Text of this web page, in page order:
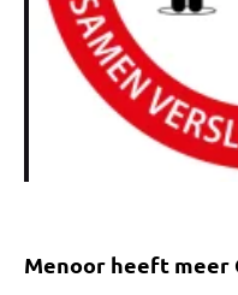
Menoor heeft meer